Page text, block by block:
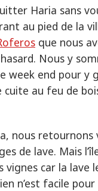
Haria sans
au pied de la
que nous
Nous y
week end pour y
cuite au feu de
nous retournons
de lave. Mais
vignes car la lave
n’est facile